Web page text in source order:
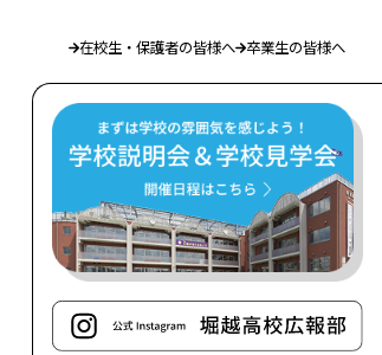
在校生・保護者の皆様へ 卒業生の皆様へ